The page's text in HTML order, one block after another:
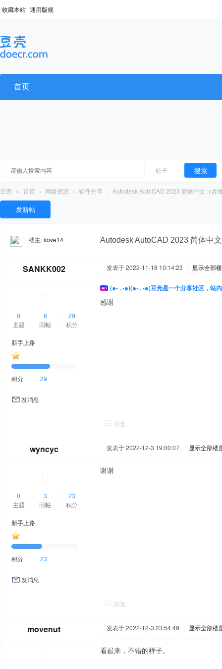
收藏本站 通用版规
首页
帖子 搜索
豆壳 » 首页 › 网络资源 › 软件分享 › Autodesk AutoCAD 2023 简体中文（含
发新帖
楼主:ilove14 Autodesk AutoCAD 2023 简体中
SANKK002
0
主题
6
回帖
29
积分
新手上路
积分 29
发消息
发表于 2022-11-18 10:14:23 显示全部
(๑• . •๑)(๑• . •๑)豆壳是一个分享社区，站
感谢
回复
wyncyc
0
主题
3
回帖
23
积分
新手上路
积分 23
发消息
发表于 2022-12-3 19:00:07 显示全部楼
谢谢
回复
movenut 发表于 2022-12-3 23:54:49 显示全部楼
看起来，不错的样子。